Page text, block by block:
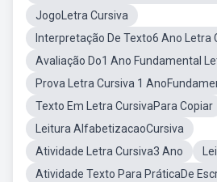
JogoLetra Cursiva
Interpretação De Texto6 Ano Letra
Avaliação Do1 Ano Fundamental
Prova Letra Cursiva 1
Texto Em Letra CursivaPara Copiar
Leitura AlfabetizacaoCursiva
Atividade Letra Cursiva3 Ano
Atividade Texto Para PráticaDe